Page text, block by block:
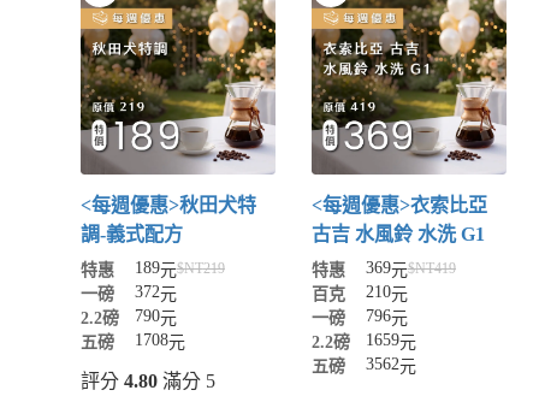
<每週優惠>秋田犬特
調-義式配方
特惠 189元$NT219
一磅 372元
2.2磅
790元
五磅
1708元
評分 4.80滿分 5
<每週優惠>衣索比亞
古吉 水風鈴 水洗 G1
特惠 369元$NT419
百克 210元
一磅
796元
2.2磅
1659元
五磅
3562元